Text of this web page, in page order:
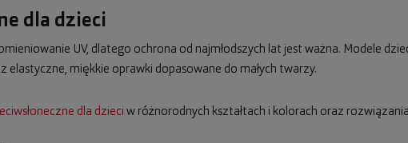
dla dzieci
UV, dlatego ochrona od najmłodszych lat jest ważna. Modele
elastyczne, miękkie oprawki dopasowane do małych twarzy.
dla dzieci w różnorodnych kształtach i kolorach oraz